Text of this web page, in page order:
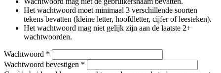
Het wachtwoord moet minimaal 3 verschillende soorten
tekens bevatten (kleine letter, hoofdletter, cijfer of leesteken).
Het wachtwoord mag niet gelijk zijn aan de laatste 2+
wachtwoorden.
Wachtwoord *
Wachtwoord bevestigen *